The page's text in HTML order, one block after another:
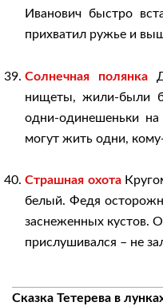
Иванович быстро
прихватил ружье и
Солнечная полянка
нищеты, жили-были
одни-одинешеньки
могут жить одни,
Страшная охота
белый. Федя
заснеженных кустов.
прислушивался – не
2018-
Сказка Тетерева в